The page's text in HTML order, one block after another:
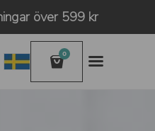
över 599 kr
0